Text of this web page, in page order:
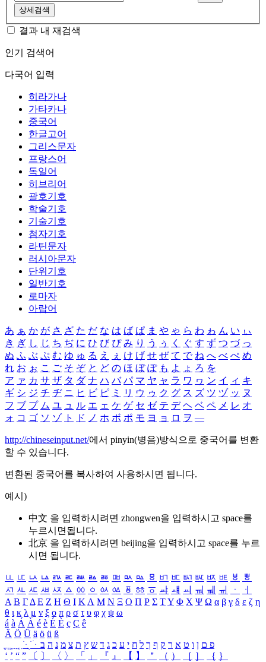
상세검색
결과 내 재검색
인기 검색어
다국어 입력
히라가나
가타카나
중국어
한글고어
그리스문자
프랑스어
독일어
히브리어
괄호기호
학술기호
기술기호
첨자기호
라틴문자
러시아문자
단위기호
일반기호
로마자
아랍어
あ ぁ か が さ ざ た だ な は ば ぱ ま や ゃ ら わ ゎ ん い ぃ
き ぎ し じ ち ぢ に ひ び ぴ み り う ぅ く ぐ す ず つ づ っ
ぬ ふ ぶ ぷ む ゆ ゅ る え ぇ け げ せ ぜ て で ね へ べ ぺ め
れ お ぉ こ ご そ ぞ と ど の ほ ぼ ぽ も よ ょ ろ を
ア ァ カ サ ザ タ ダ ナ ハ バ パ マ ヤ ャ ラ ワ ヮ ン イ ィ キ
ギ シ ジ チ ヂ ニ ヒ ビ ピ ミ リ ウ ゥ ク グ ス ズ ツ ヅ ッ ヌ
フ ブ プ ム ユ ュ ル エ ェ ケ ゲ セ ゼ テ デ ヘ ベ ペ メ レ オ
ォ コ ゴ ソ ゾ ト ド ノ ホ ボ ポ モ ヨ ョ ロ ヲ ―
http://chineseinput.net/에서 pinyin(병음)방식으로 중국어를 변환
할 수 있습니다.
변환된 중국어를 복사하여 사용하시면 됩니다.
예시)
中文 을 입력하시려면 zhongwen을 입력하시고 space를
누르시면됩니다.
北京 을 입력하시려면 beijing을 입력하시고 space를 누르
시면 됩니다.
ㅥ ㅦ ㅧ ㅨ ㅩ ㅪ ㅫ ㅬ ㅭ ㅮ ㅯ ㅰ ㅱ ㅲ ㅳ ㅴ ㅵ ㅶ ㅷ ㅸ
ㅹ
ㅺ ㅻ ㅼ ㅽ ㅾ ㅿ ㆀ ㆁ ㆂ ㆃ ㆄ ㆅ ㆆ ㆇ ㆈ ㆉ ㆊ ㆋ ㆌ ㆍ
ㆎ
Α Β ΓΔ Ε Ζ Η Θ Ι ΚΛ Μ Ν Ξ Ο Π Ρ Σ ΤΥ Φ Χ Ψ Ω α β γ δ ε ζ η
θ ι κ λ μ ν ξ ο π ρ σ τ υ φ χ ψ ω
á à Á À é è É È ç Ç ê
Ä Ö Ü ä ö ü ß
ִֶֹ ֻּ ׁׂ פ ם ן ו ט א ר ק ף ך ל ח י ע כ ג ד ש ץ ת צ מ נ ה ב
‘ ’ “ ” 〔 〕 〈 〉 「 」 『 』 【 】 ＂ （ ） ［ ］ ｛ ｝